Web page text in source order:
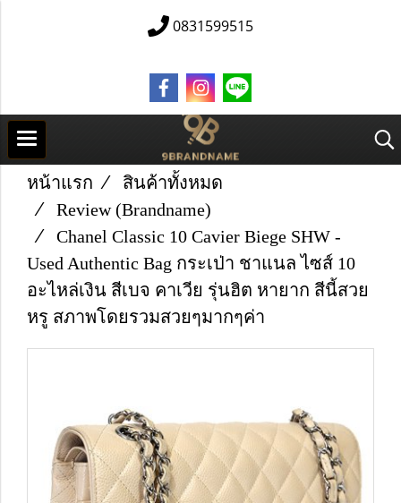
0831599515
หน้าแรก
สินค้าทั้งหมด
Review (Brandname)
Chanel Classic 10 Cavier Biege SHW -
Used Authentic Bag กระเป่า ชาแนล ไซส์ 10
อะไหล่เงิน สีเบจ คาเวีย รุ่นฮิต หายาก สีนี้สวย
หรู สภาพโดยรวมสวยๆมากๆค่า